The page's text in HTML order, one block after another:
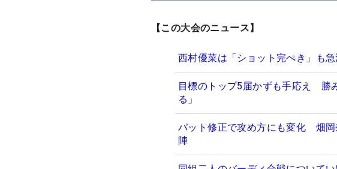
【この大会のニュース】
西村優菜は「ショット完ぺき」も
目標のトップ5届かずも手応え 勝
る」
パット修正で攻め方にも変化 畑岡
陣